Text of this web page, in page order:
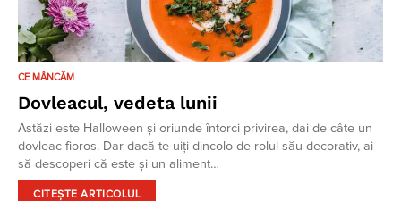
CE MÂNCĂM
Dovleacul, vedeta lunii
Astăzi este Halloween și oriunde întorci privirea, dai de câte un
dovleac fioros. Dar dacă te uiți dincolo de rolul său decorativ, ai
să descoperi că este și un aliment…
CITEȘTE ARTICOLUL